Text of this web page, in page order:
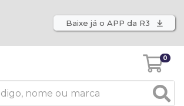
Baixe já o APP da R3
0